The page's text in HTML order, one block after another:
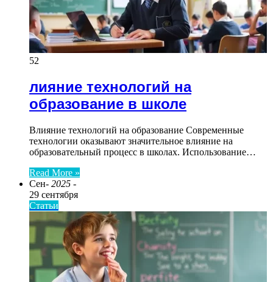
52
лияние технологий на
образование в школе
Влияние технологий на образование Современные
технологии оказывают значительное влияние на
образовательный процесс в школах. Использование…
Read More »
Сен- 2025 -
29 сентября
Статьи